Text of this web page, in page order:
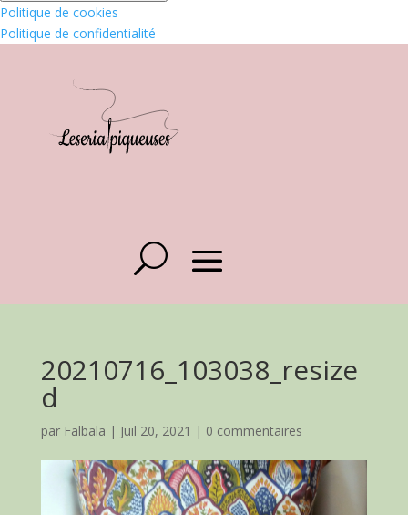
Politique de cookies
Politique de confidentialité
20210716_103038_resize
d
par Falbala | Juil 20, 2021 | 0 commentaires